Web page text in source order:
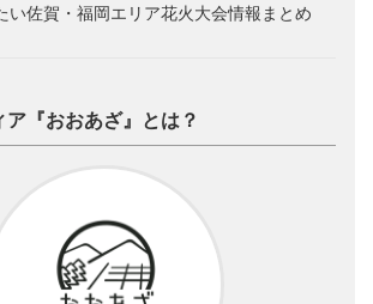
い佐賀・福岡エリア花火大会情報まとめ
ア『おおあざ』とは？